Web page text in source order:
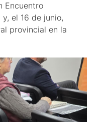
Encuentro
el 16 de junio,
provincial en la